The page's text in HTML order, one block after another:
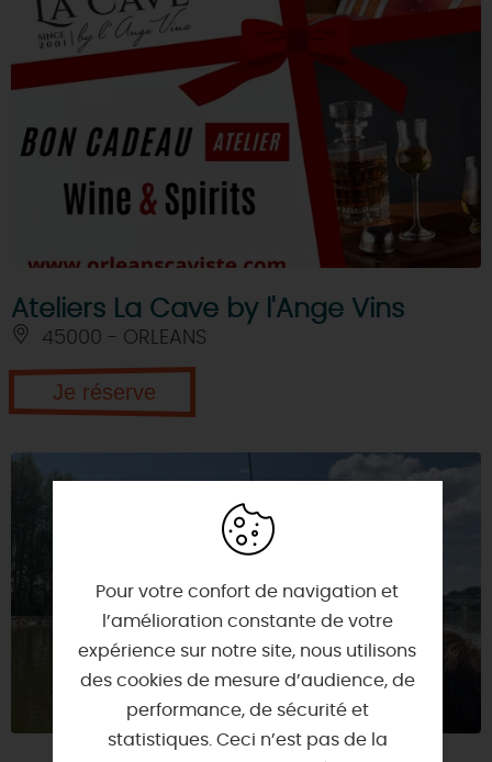
Ateliers La Cave by l'Ange Vins
45000 - ORLEANS
Je réserve
Pour votre confort de navigation et
l’amélioration constante de votre
expérience sur notre site, nous utilisons
des cookies de mesure d’audience, de
performance, de sécurité et
statistiques. Ceci n’est pas de la